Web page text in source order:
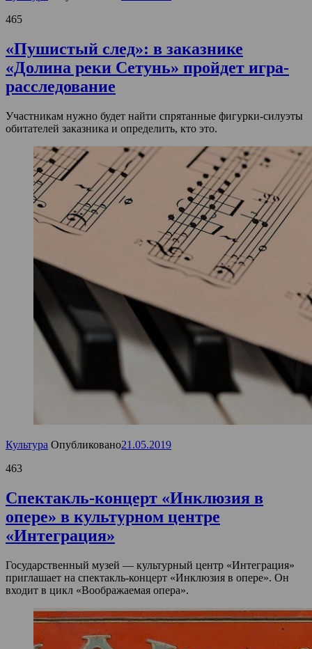
465
«Пушистый след»: в заказнике
«Долина реки Сетунь» пройдет игра-
расследование
Участникам нужно будет найти спрятанные фигурки-силуэты
обитателей заказника и определить, кто это.
Культура Опубликовано21.05.2019
463
Спектакль-концерт «Инклюзия в
опере» в культурном центре
«Интеграция»
Государственный музей — культурный центр «Интеграция»
приглашает на спектакль-концерт «Инклюзия в опере». Он
входит в цикл «Воображаемая опера».